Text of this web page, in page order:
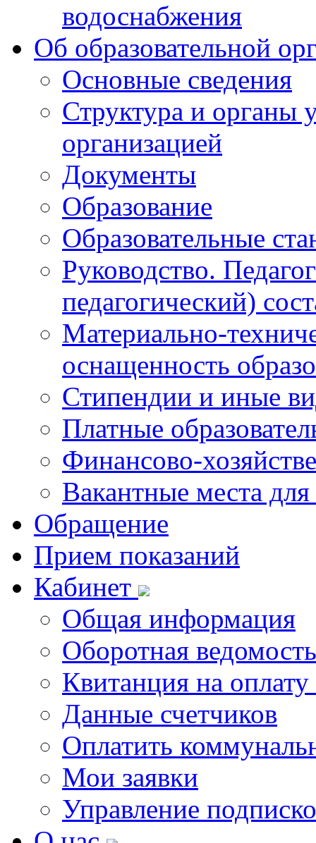
водоснабжения
Об образовательной
Основные сведения
Структура и органы
организацией
Документы
Образование
Образовательные
Руководство.
педагогический)
Материально-
оснащенность
Стипендии и иные
Платные
Финансово-
Вакантные места
Обращение
Прием показаний
Кабинет
Общая информация
Оборотная ведомость
Квитанция на
Данные счетчиков
Оплатить
Мои заявки
Управление